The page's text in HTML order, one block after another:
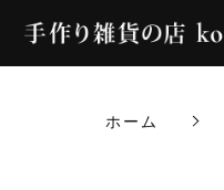
ホーム